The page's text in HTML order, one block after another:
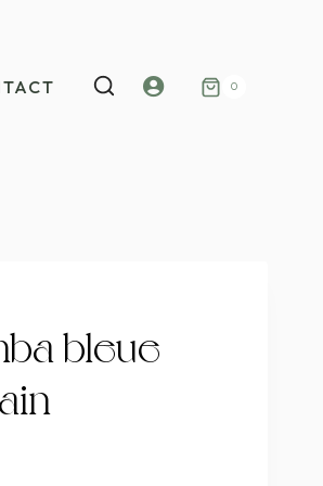
Mon
0
bleue